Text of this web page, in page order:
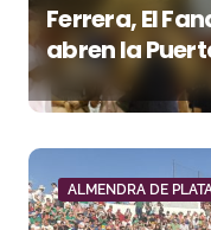
Ferrera, El
abren la
una tarde
ALMENDRA DE